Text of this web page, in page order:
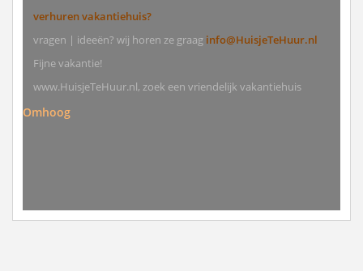
verhuren vakantiehuis?
vragen | ideeën? wij horen ze graag info@HuisjeTeHuur.nl
Fijne vakantie!
www.HuisjeTeHuur.nl, zoek een vriendelijk vakantiehuis
Omhoog